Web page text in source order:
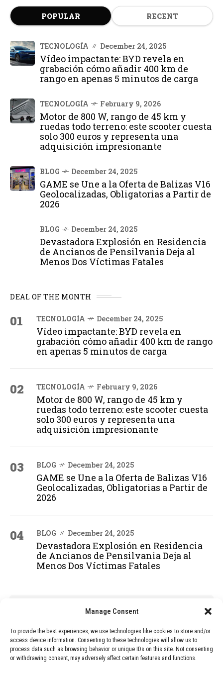
Manage Consent
To provide the best experiences, we use technologies like cookies to store and/or
access device information. Consenting to these technologies will allow us to
process data such as browsing behavior or unique IDs on this site. Not consenting
or withdrawing consent, may adversely affect certain features and functions.
POPULAR RECENT
TECNOLOGÍA December 24, 2025
Vídeo impactante: BYD revela en
grabación cómo añadir 400 km de
rango en apenas 5 minutos de carga
TECNOLOGÍA February 9, 2026
Motor de 800 W, rango de 45 km y
ruedas todo terreno: este scooter cuesta
solo 300 euros y representa una
adquisición impresionante
BLOG December 24, 2025
GAME se Une a la Oferta de Balizas V16
Geolocalizadas, Obligatorias a Partir de
2026
BLOG December 24, 2025
Devastadora Explosión en Residencia
de Ancianos de Pensilvania Deja al
Menos Dos Víctimas Fatales
DEAL OF THE MONTH
01 TECNOLOGÍA December 24, 2025
Vídeo impactante: BYD revela en
grabación cómo añadir 400 km de rango
en apenas 5 minutos de carga
02 TECNOLOGÍA February 9, 2026
Motor de 800 W, rango de 45 km y
ruedas todo terreno: este scooter cuesta
solo 300 euros y representa una
adquisición impresionante
03 BLOG December 24, 2025
GAME se Une a la Oferta de Balizas V16
Geolocalizadas, Obligatorias a Partir de
2026
04 BLOG December 24, 2025
Devastadora Explosión en Residencia
de Ancianos de Pensilvania Deja al
Menos Dos Víctimas Fatales